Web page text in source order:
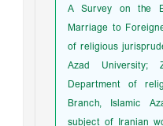
A Survey on the
Marriage to
of religious
Azad University;
Department of
Branch, Islamic